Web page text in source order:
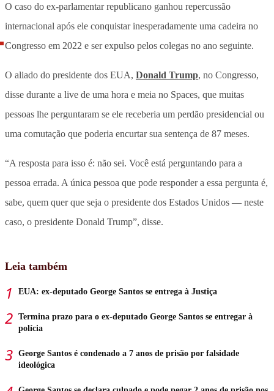
O caso do ex-parlamentar republicano ganhou repercussão
internacional após ele conquistar inesperadamente uma cadeira no
Congresso em 2022 e ser expulso pelos colegas no ano seguinte.
O aliado do presidente dos EUA, Donald Trump, no Congresso,
disse durante a live de uma hora e meia no Spaces, que muitas
pessoas lhe perguntaram se ele receberia um perdão presidencial ou
uma comutação que poderia encurtar sua sentença de 87 meses.
“A resposta para isso é: não sei. Você está perguntando para a
pessoa errada. A única pessoa que pode responder a essa pergunta é,
sabe, quem quer que seja o presidente dos Estados Unidos — neste
caso, o presidente Donald Trump”, disse.
Leia também
EUA: ex-deputado George Santos se entrega à Justiça
Termina prazo para o ex-deputado George Santos se entregar à
polícia
George Santos é condenado a 7 anos de prisão por falsidade
ideológica